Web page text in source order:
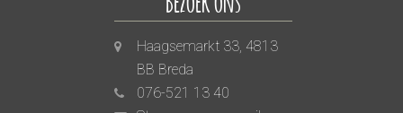
Haagsemarkt 33, 4813
BB Breda
076-521 13 40